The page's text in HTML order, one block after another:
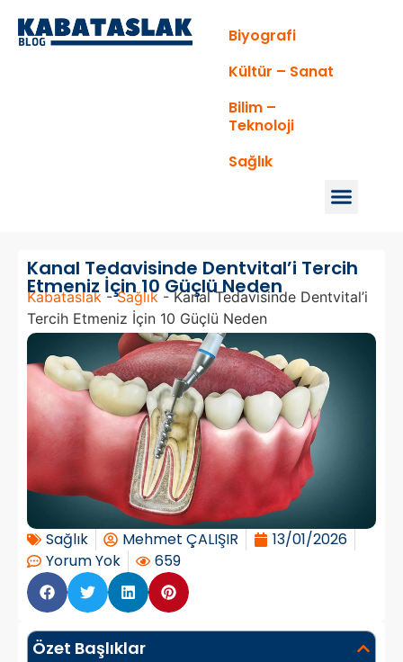
Biyografi
Kültür – Sanat
Bilim –
Teknoloji
Sağlık
Kanal Tedavisinde Dentvital’i Tercih
Etmeniz İçin 10 Güçlü Neden
Kabataslak -Sağlık -Kanal Tedavisinde Dentvital’i
Tercih Etmeniz İçin 10 Güçlü Neden
Sağlık Mehmet ÇALIŞIR
13/01/2026
Yorum Yok
659
Özet Başlıklar